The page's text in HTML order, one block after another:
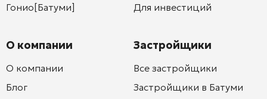
Гонио[Батуми]
О компании
О компании
Блог
Для инвестиций
Застройщики
Все застройщики
Застройщики в Батуми